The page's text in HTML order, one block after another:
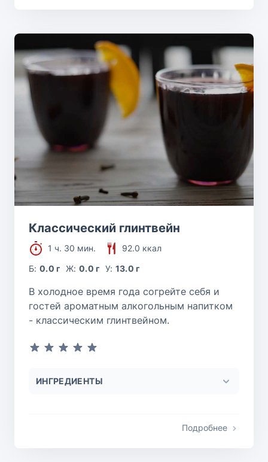
Классический глинтвейн
1 ч. 30 мин.
92.0 ккал
Б:0.0 г Ж: 0.0 г У: 13.0 г
В холодное время года согрейте себя и
гостей ароматным алкогольным напитком
- классическим глинтвейном.
ИНГРЕДИЕНТЫ
Подробнее